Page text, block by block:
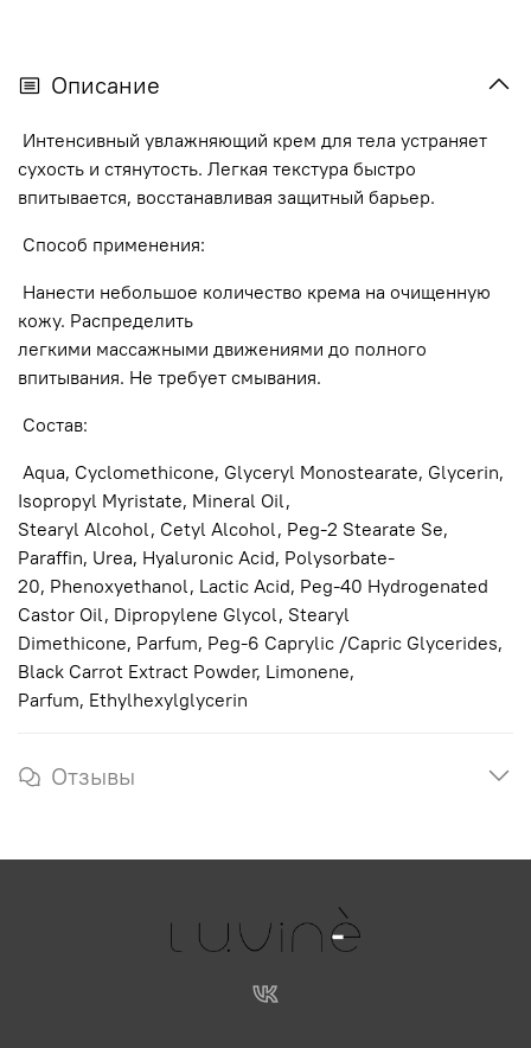
Описание
Интенсивный увлажняющий крем для тела устраняет
сухость и стянутость. Легкая текстура быстро
впитывается, восстанавливая защитный барьер.
Способ применения:
Нанести небольшое количество крема на очищенную
кожу. Распределить
легкими массажными движениями до полного
впитывания. Не требует смывания.
Состав:
Aqua, Cyclomethicone, Glyceryl Monostearate, Glycerin,
Isopropyl Myristate, Mineral Oil,
Stearyl Alcohol, Cetyl Alcohol, Peg-2 Stearate Se,
Paraffin, Urea, Hyaluronic Acid, Polysorbate-
20, Phenoxyethanol, Lactic Acid, Peg-40 Hydrogenated
Castor Oil, Dipropylene Glycol, Stearyl
Dimethicone, Parfum, Peg-6 Caprylic /Capric Glycerides,
Black Carrot Extract Powder, Limonene,
Parfum, Ethylhexylglycerin
Отзывы